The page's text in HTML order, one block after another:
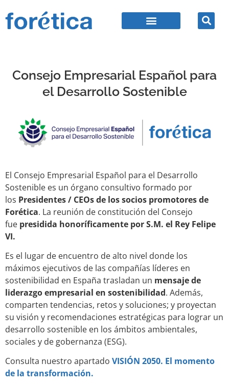
Consejo Empresarial Español para
el Desarrollo Sostenible
El Consejo Empresarial Español para el Desarrollo
Sostenible es un órgano consultivo formado por
los Presidentes / CEOs de los socios promotores de
Forética. La reunión de constitución del Consejo
fue presidida honoríficamente por S.M. el Rey Felipe
VI.
Es el lugar de encuentro de alto nivel donde los
máximos ejecutivos de las compañías líderes en
sostenibilidad en España trasladan un mensaje de
liderazgo empresarial en sostenibilidad. Además,
comparten tendencias, retos y soluciones; y proyectan
su visión y recomendaciones estratégicas para lograr un
desarrollo sostenible en los ámbitos ambientales,
sociales y de gobernanza (ESG).
Consulta nuestro apartado VISIÓN 2050. El momento
de la transformación.